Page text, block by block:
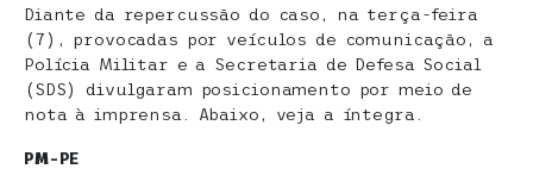
Diante da repercussão do caso, na terça-feira
(7), provocadas por veículos de comunicação, a
Polícia Militar e a Secretaria de Defesa Social
(SDS) divulgaram posicionamento por meio de
nota à imprensa. Abaixo, veja a íntegra.
PM-PE